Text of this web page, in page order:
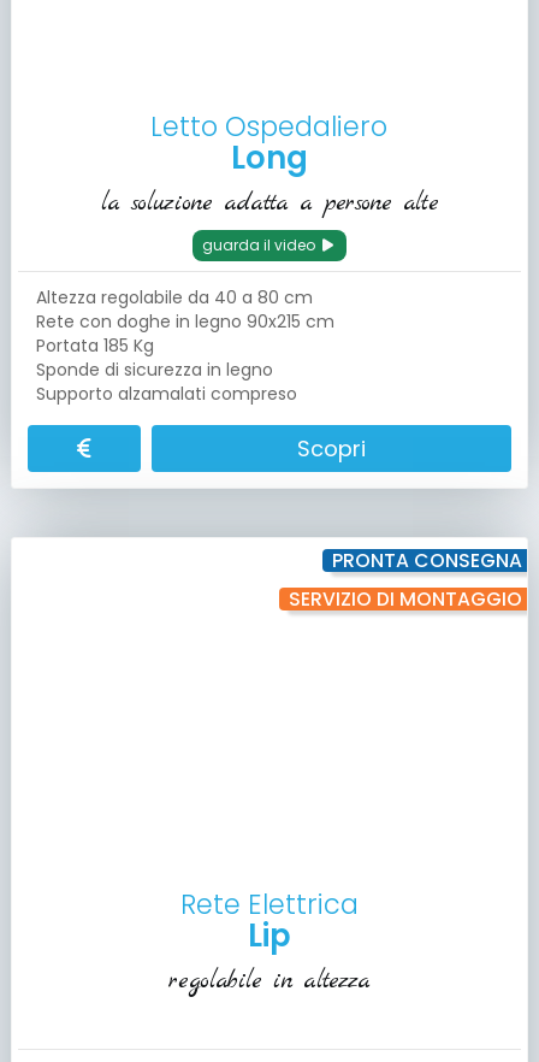
Letto Ospedaliero
Long
la soluzione adatta a persone alte
guarda il video
Altezza regolabile da 40 a 80 cm
Rete con doghe in legno 90x215 cm
Portata 185 Kg
Sponde di sicurezza in legno
Supporto alzamalati compreso
Scopri
PRONTA CONSEGNA
SERVIZIO DI MONTAGGIO
Rete Elettrica
Lip
regolabile in altezza